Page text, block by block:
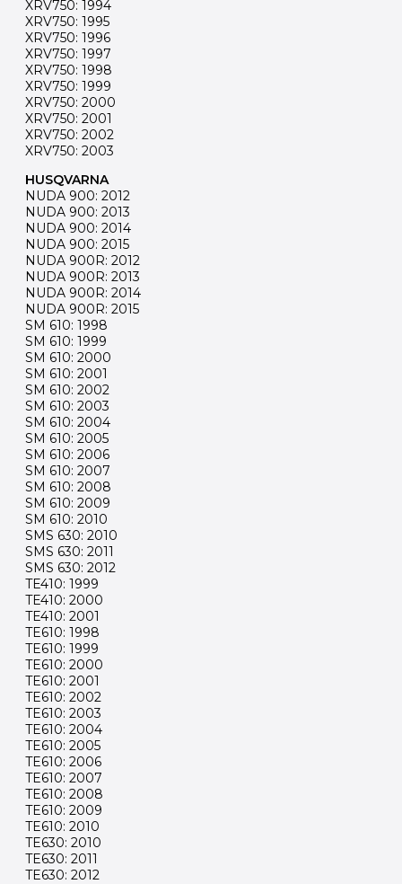
XRV750: 1994
XRV750: 1995
XRV750: 1996
XRV750: 1997
XRV750: 1998
XRV750: 1999
XRV750: 2000
XRV750: 2001
XRV750: 2002
XRV750: 2003
HUSQVARNA
NUDA 900: 2012
NUDA 900: 2013
NUDA 900: 2014
NUDA 900: 2015
NUDA 900R: 2012
NUDA 900R: 2013
NUDA 900R: 2014
NUDA 900R: 2015
SM 610: 1998
SM 610: 1999
SM 610: 2000
SM 610: 2001
SM 610: 2002
SM 610: 2003
SM 610: 2004
SM 610: 2005
SM 610: 2006
SM 610: 2007
SM 610: 2008
SM 610: 2009
SM 610: 2010
SMS 630: 2010
SMS 630: 2011
SMS 630: 2012
TE410: 1999
TE410: 2000
TE410: 2001
TE610: 1998
TE610: 1999
TE610: 2000
TE610: 2001
TE610: 2002
TE610: 2003
TE610: 2004
TE610: 2005
TE610: 2006
TE610: 2007
TE610: 2008
TE610: 2009
TE610: 2010
TE630: 2010
TE630: 2011
TE630: 2012